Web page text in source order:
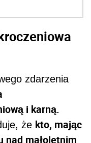
zdarzenia
i karną.
że kto, mając
nad małoletnim